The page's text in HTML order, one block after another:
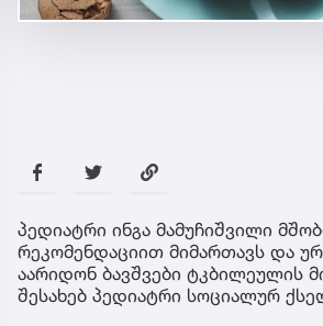
პედიატრი ინგა მამუჩიშვილი
რეკომენდაციით მიმართავს და
აარიდონ ბავშვები ტკბილეულის
შესახებ პედიატრი სოციალურ